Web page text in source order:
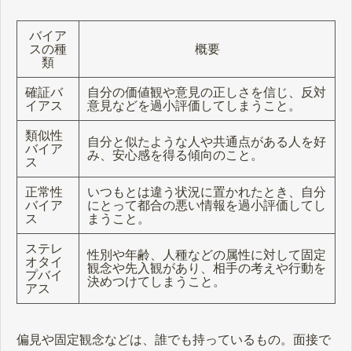
バイア
スの種
類
概要
確証バ
イアス
自分の価値観や意見の正しさを信じ、反対
意見などを過小評価してしまうこと。
類似性
バイア
ス
自分と似たような人や共通点がある人を好
み、安心感を得る傾向のこと。
正常性
バイア
ス
いつもとは違う状況に置かれたとき、自分
にとって都合の悪い情報を過小評価してし
まうこと。
ステレ
オタイ
プバイ
アス
性別や年齢、人種などの属性に対して固定
観念や先入観があり、相手の考えや行動を
決めつけてしまうこと。
偏見や固定観念などは、誰でも持っているもの。面接で